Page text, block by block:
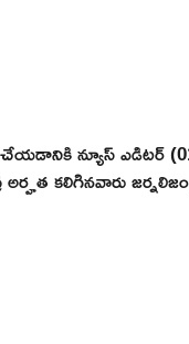
న్యూస్ ఎడిటర్
కలిగినవారు